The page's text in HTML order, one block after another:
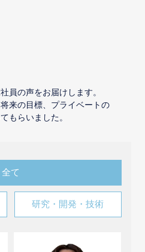
員の声をお届けします。
来の目標、プライベートの
もらいました。
全て
研究・開発・技術